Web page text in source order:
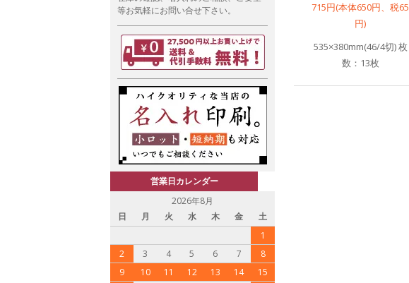
715円(本体650円、税65
円)
535×380mm(46/4切) 枚
数：13枚
等お気軽にお問い合せ下さい。
営業日カレンダー
2026年8月
日
月 火 水 木 金
土
1
2
3 4 5 6 7
8
9
10 11 12 13 14
15